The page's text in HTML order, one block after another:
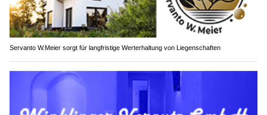
Servanto W.Meier sorgt für langfristige Werterhaltung von Liegenschaften